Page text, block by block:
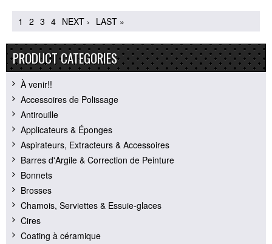
1 2 3 4 NEXT › LAST »
PRODUCT CATEGORIES
À venir!!
Accessoires de Polissage
Antirouille
Applicateurs & Éponges
Aspirateurs, Extracteurs & Accessoires
Barres d'Argile & Correction de Peinture
Bonnets
Brosses
Chamois, Serviettes & Essuie-glaces
Cires
Coating à céramique